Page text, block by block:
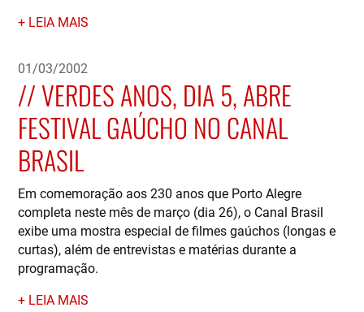
LEIA MAIS
01/03/2002
VERDES ANOS, DIA 5, ABRE
FESTIVAL GAÚCHO NO CANAL
BRASIL
Em comemoração aos 230 anos que Porto Alegre
completa neste mês de março (dia 26), o Canal Brasil
exibe uma mostra especial de filmes gaúchos (longas e
curtas), além de entrevistas e matérias durante a
programação.
LEIA MAIS